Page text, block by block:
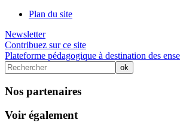
Plan du site
Newsletter
Contribuez sur ce site
Plateforme pédagogique à destination des
Nos partenaires
Voir également